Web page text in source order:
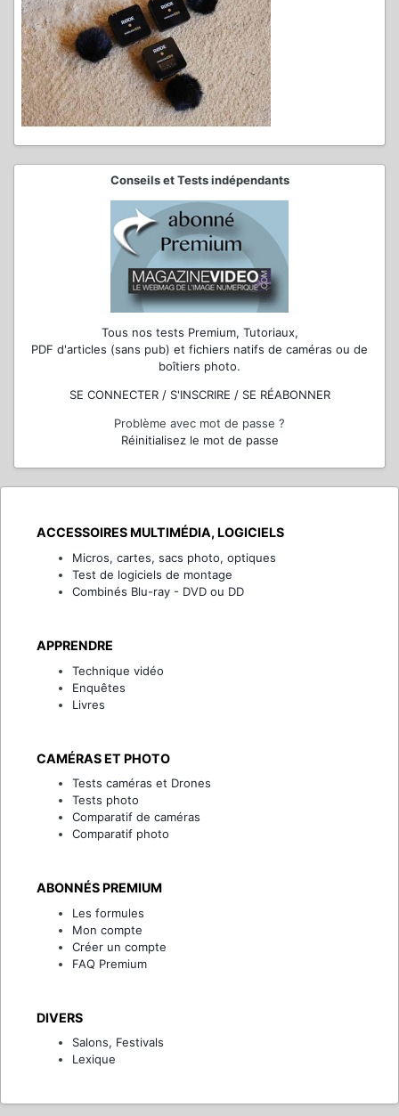
Conseils et Tests indépendants
Tous nos tests Premium, Tutoriaux,
PDF d'articles (sans pub) et fichiers natifs de caméras ou de
boîtiers photo.
SE CONNECTER / S'INSCRIRE / SE RÉABONNER
Problème avec mot de passe ?
Réinitialisez le mot de passe
ACCESSOIRES MULTIMÉDIA, LOGICIELS
Micros, cartes, sacs photo, optiques
Test de logiciels de montage
Combinés Blu-ray - DVD ou DD
APPRENDRE
Technique vidéo
Enquêtes
Livres
CAMÉRAS ET PHOTO
Tests caméras et Drones
Tests photo
Comparatif de caméras
Comparatif photo
ABONNÉS PREMIUM
Les formules
Mon compte
Créer un compte
FAQ Premium
DIVERS
Salons, Festivals
Lexique